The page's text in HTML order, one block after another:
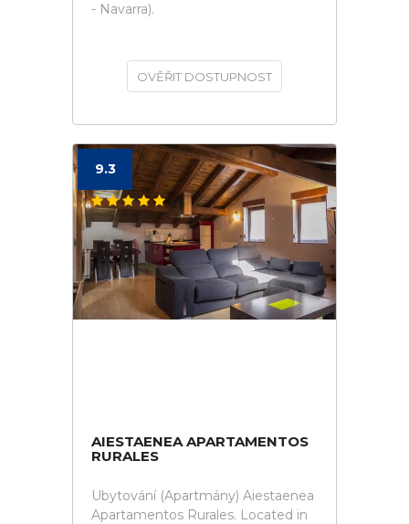
- Navarra).
OVĚŘIT DOSTUPNOST
9.3
AIESTAENEA APARTAMENTOS
RURALES
Ubytování (Apartmány) Aiestaenea
Apartamentos Rurales. Located in